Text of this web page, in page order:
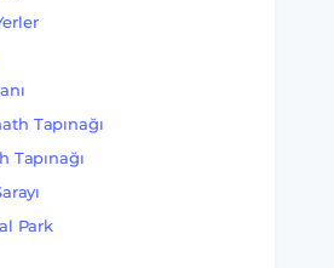
Tapınağı
Tapınağı
Park